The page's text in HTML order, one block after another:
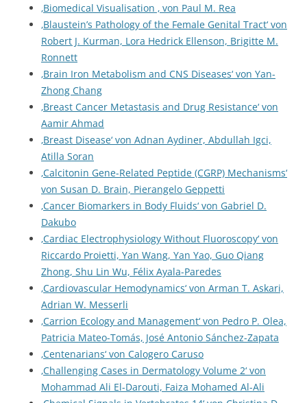
‚Biomedical Visualisation ‚ von Paul M. Rea
‚Blaustein’s Pathology of the Female Genital Tract‘ von
Robert J. Kurman, Lora Hedrick Ellenson, Brigitte M.
Ronnett
‚Brain Iron Metabolism and CNS Diseases‘ von Yan-
Zhong Chang
‚Breast Cancer Metastasis and Drug Resistance‘ von
Aamir Ahmad
‚Breast Disease‘ von Adnan Aydiner, Abdullah Igci,
Atilla Soran
‚Calcitonin Gene-Related Peptide (CGRP) Mechanisms‘
von Susan D. Brain, Pierangelo Geppetti
‚Cancer Biomarkers in Body Fluids‘ von Gabriel D.
Dakubo
‚Cardiac Electrophysiology Without Fluoroscopy‘ von
Riccardo Proietti, Yan Wang, Yan Yao, Guo Qiang
Zhong, Shu Lin Wu, Félix Ayala-Paredes
‚Cardiovascular Hemodynamics‘ von Arman T. Askari,
Adrian W. Messerli
‚Carrion Ecology and Management‘ von Pedro P. Olea,
Patricia Mateo-Tomás, José Antonio Sánchez-Zapata
‚Centenarians‘ von Calogero Caruso
‚Challenging Cases in Dermatology Volume 2‘ von
Mohammad Ali El-Darouti, Faiza Mohamed Al-Ali